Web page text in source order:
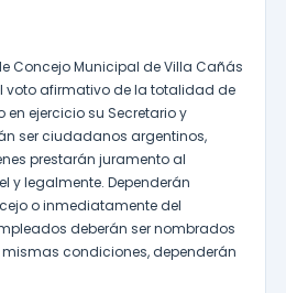
Concejo Municipal de Villa Cañás
voto afirmativo de la totalidad de
en ejercicio su Secretario y
ser ciudadanos argentinos,
prestarán juramento al
y legalmente. Dependerán
o inmediatamente del
deberán ser nombrados
condiciones, dependerán